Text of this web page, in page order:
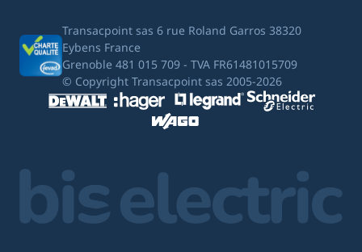
Transacpoint sas 6 rue Roland Garros 38320
Eybens France
Grenoble 481 015 709 - TVA FR61481015709
© Copyright Transacpoint sas 2005-2026